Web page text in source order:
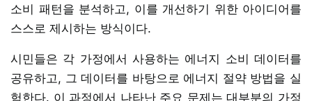
소비 패턴을 분석하고, 이를 개선하기 위한 아이디어를
스스로 제시하는 방식이다.
시민들은 각 가정에서 사용하는 에너지 소비 데이터를
공유하고, 그 데이터를 바탕으로 에너지 절약 방법을 실
험한다. 이 과정에서 나타난 주요 문제는 대부분의 가정